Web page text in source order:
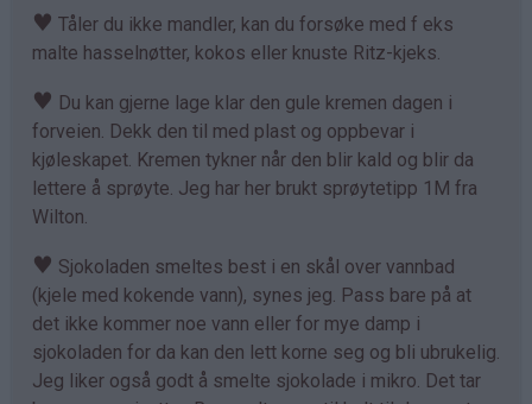
♥ Tåler du ikke mandler, kan du forsøke med f eks
malte hasselnøtter, kokos eller knuste Ritz-kjeks.
♥ Du kan gjerne lage klar den gule kremen dagen i
forveien. Dekk den til med plast og oppbevar i
kjøleskapet. Kremen tykner når den blir kald og blir da
lettere å sprøyte. Jeg har her brukt sprøytetipp 1M fra
Wilton.
♥ Sjokoladen smeltes best i en skål over vannbad
(kjele med kokende vann), synes jeg. Pass bare på at
det ikke kommer noe vann eller for mye damp i
sjokoladen for da kan den lett korne seg og bli ubrukelig.
Jeg liker også godt å smelte sjokolade i mikro. Det tar